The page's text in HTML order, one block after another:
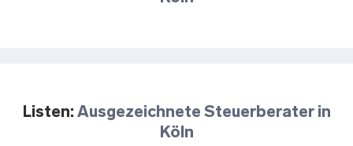
Listen: Ausgezeichnete Steuerberater in
Köln